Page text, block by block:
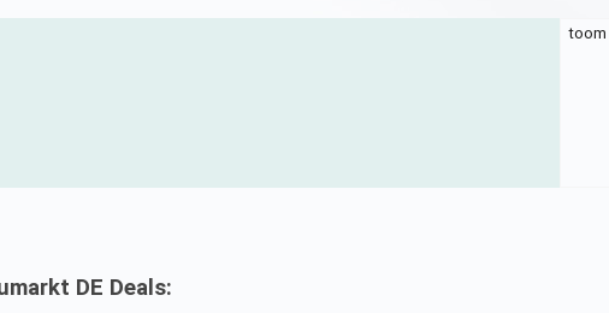
toom
DE Deals: